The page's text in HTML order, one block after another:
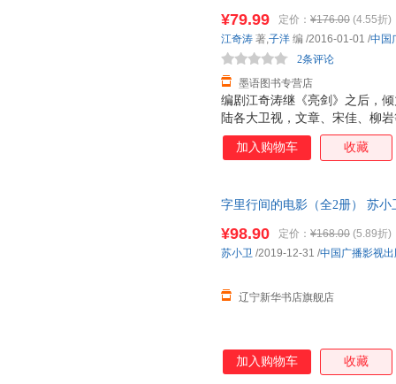
编剧江奇涛继《亮剑》之后，
陆各大卫视，文章、宋佳、柳
良辉煌而坎坷的一生。 随书赠
学良的书都不一样，作者既没
不是一味歌颂，而是完整地呈
¥79.99 定价： ¥176.00 (4.55折)
墨语图书专营店
2条评论
江奇涛 著,子洋 编 /2016-01-01 /中国
加入购物车 收藏
字里行间的电影（全2册） 苏
¥98.90 定价： ¥168.00 (5.89折)
辽宁新华书店旗舰店
苏小卫 /2019-12-31 /中国广播影视
加入购物车 收藏